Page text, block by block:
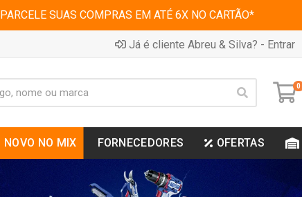
PARCELE SUAS COMPRAS EM ATÉ 6X NO CARTÃO*
Já é cliente Abreu & Silva? - Entrar
0
NOVO NO MIX FORNECEDORES OFERTAS